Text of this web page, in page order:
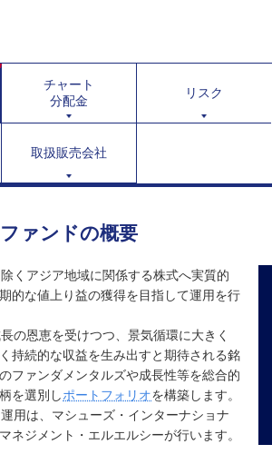
チャート
分配金
リスク
取扱販売会社
ファンドの概要
くアジア地域に関係する株式へ実質的
的な値上り益の獲得を目指して運用を行
の恩恵を受けつつ、景気循環に大きく
持続的な収益を生み出すと期待される銘
ファンダメンタルズや成長性等を総合的
を選別しポートフォリオを構築します。
用は、マシューズ・インターナショナ
ネジメント・エルエルシーが行います。